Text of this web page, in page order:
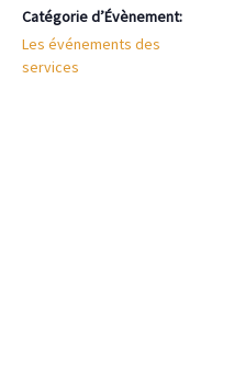
Catégorie d’Évènement:
Les événements des
services